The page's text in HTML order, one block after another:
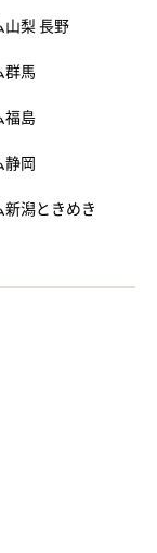
山梨 長野
群馬
福島
静岡
新潟ときめき